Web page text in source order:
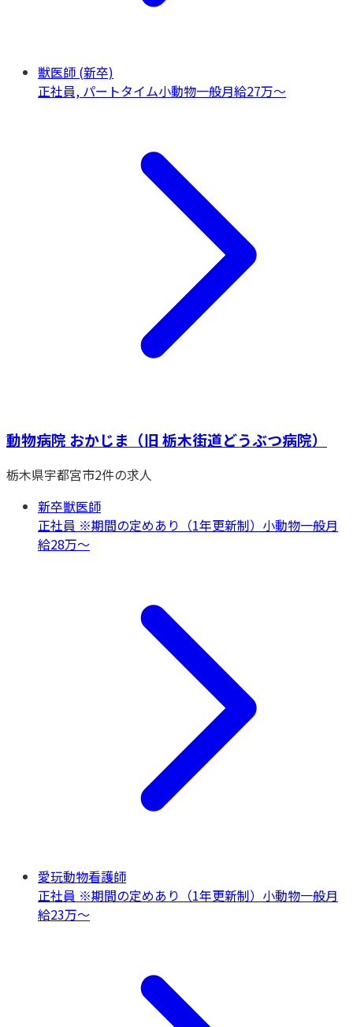
獣医師 (新卒)
正社員, パートタイム小動物一般月給27万〜
動物病院 おかじま（旧 栃木街道どうぶつ病院）
栃木県宇都宮市2件の求人
新卒獣医師
正社員 ※期間の定めあり（1年更新制） 小動物一般月
給28万〜
愛玩動物看護師
正社員 ※期間の定めあり（1年更新制） 小動物一般月
給23万〜